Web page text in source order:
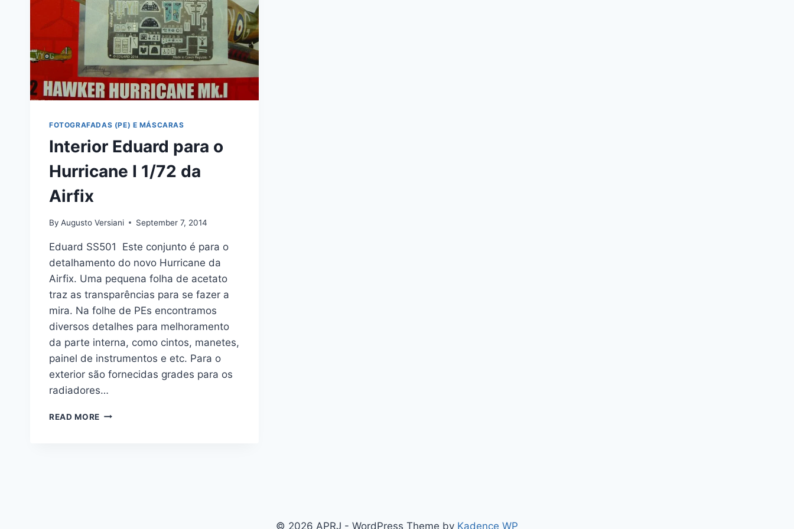
FOTOGRAFADAS (PE) E MÁSCARAS
Interior Eduard para o
Hurricane I 1/72 da
Airfix
By Augusto Versiani September 7, 2014
Eduard SS501 Este conjunto é para o
detalhamento do novo Hurricane da
Airfix. Uma pequena folha de acetato
traz as transparências para se fazer a
mira. Na folhe de PEs encontramos
diversos detalhes para melhoramento
da parte interna, como cintos, manetes,
painel de instrumentos e etc. Para o
exterior são fornecidas grades para os
radiadores…
READ MORE INTERIOR
© 2026 APRJ - WordPress Theme by Kadence WP